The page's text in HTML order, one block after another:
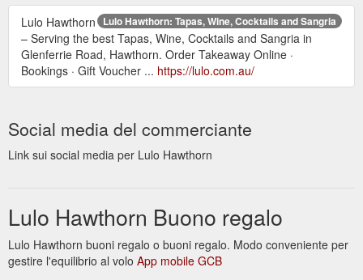
Lulo Hawthorn: Tapas, Wine, Cocktails and Sangria
Lulo Hawthorn
– Serving the best Tapas, Wine, Cocktails and Sangria in
Glenferrie Road, Hawthorn. Order Takeaway Online ·
Bookings · Gift Voucher ... https://lulo.com.au/
Social media del commerciante
Link sui social media per Lulo Hawthorn
Lulo Hawthorn Buono regalo
Lulo Hawthorn buoni regalo o buoni regalo. Modo conveniente per
gestire l'equilibrio al volo App mobile GCB